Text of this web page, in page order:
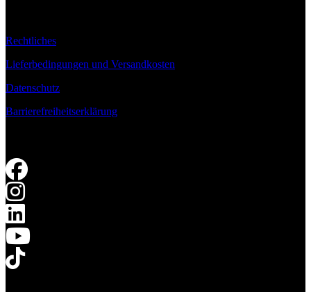
Rechtliches
Lieferbedingungen und Versandkosten
Datenschutz
Barrierefreiheitserklärung